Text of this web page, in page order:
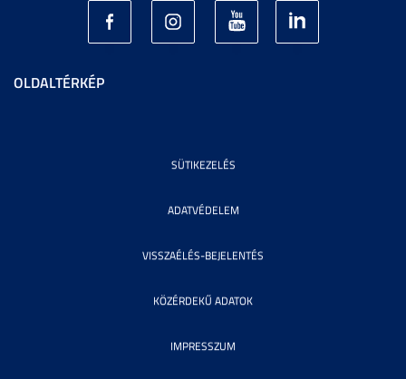
OLDALTÉRKÉP
SÜTIKEZELÉS
ADATVÉDELEM
VISSZAÉLÉS-BEJELENTÉS
KÖZÉRDEKŰ ADATOK
IMPRESSZUM